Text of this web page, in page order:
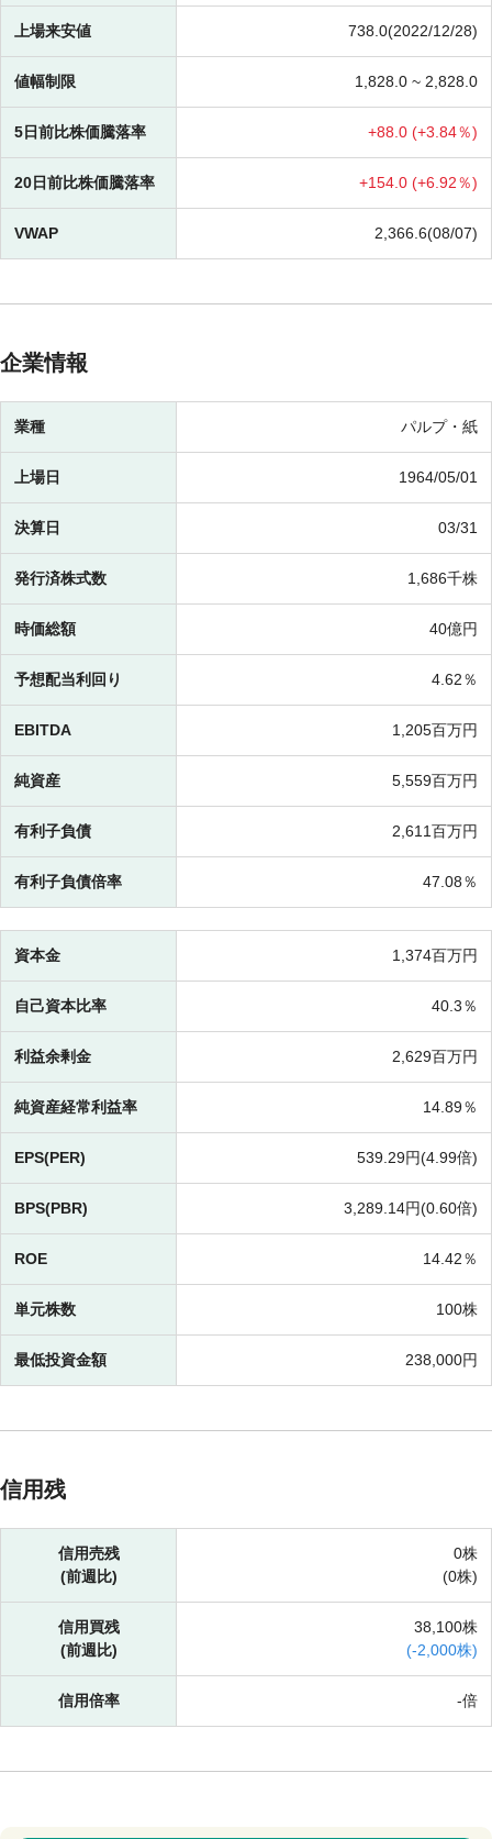
上場来安値 738.0(2022/12/28)
値幅制限 1,828.0 ~ 2,828.0
5日前比株価騰落率 +88.0 (+3.84％)
20日前比株価騰落率 +154.0 (+6.92％)
VWAP 2,366.6(08/07)
企業情報
業種 パルプ・紙
上場日 1964/05/01
決算日 03/31
発行済株式数 1,686千株
時価総額 40億円
予想配当利回り 4.62％
EBITDA 1,205百万円
純資産 5,559百万円
有利子負債 2,611百万円
有利子負債倍率 47.08％
資本金 1,374百万円
自己資本比率 40.3％
利益余剰金 2,629百万円
純資産経常利益率 14.89％
EPS(PER) 539.29円(4.99倍)
BPS(PBR) 3,289.14円(0.60倍)
ROE 14.42％
単元株数 100株
最低投資金額 238,000円
信用残
信用売残
(前週比)
0株
(0株)
信用買残
(前週比)
38,100株
(-2,000株)
信用倍率 -倍